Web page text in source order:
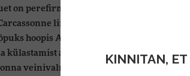
KINNITAN,
on perefirma, mis sai alguse
linnast, kuid suur kirg veini
hoopis Argentiinasse. Peale 1990.
külastamist armus Jean Bousquet, pere
veinivalmistaja, instantselt